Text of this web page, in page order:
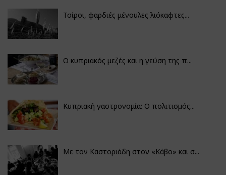
Τσίροι, φαρδιές μένουλες λιόκαφτες...
Ο κυπριακός μεζές και η γεύση της π...
Κυπριακή γαστρονομία: Ο πολιτισμός...
Με τον Καστοριάδη στον «Κάβο» και σ...